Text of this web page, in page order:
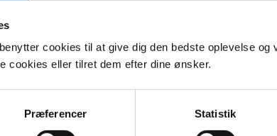
cookies til at give dig den bedste oplevelse og
cookies eller tilret dem efter dine ønsker.
Præferencer Statistik
​ønsker du at høre nærmere?